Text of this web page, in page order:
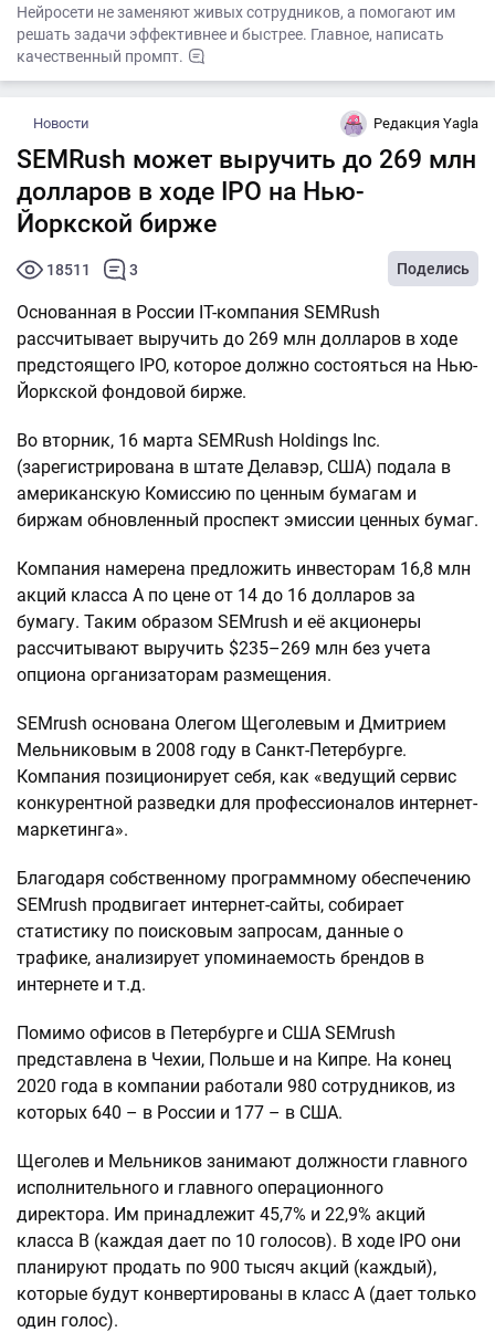
Нейросети не заменяют живых сотрудников, а помогают им
решать задачи эффективнее и быстрее. Главное, написать
качественный промпт.
Новости Редакция Yagla
SEMRush может выручить до 269 млн
долларов в ходе IPO на Нью-
Йоркской бирже
18511 3 Поделись
Основанная в России IT-компания SEMRush
рассчитывает выручить до 269 млн долларов в ходе
предстоящего IPO, которое должно состояться на Нью-
Йоркской фондовой бирже.
Во вторник, 16 марта SEMRush Holdings Inc.
(зарегистрирована в штате Делавэр, США) подала в
американскую Комиссию по ценным бумагам и
биржам обновленный проспект эмиссии ценных бумаг.
Компания намерена предложить инвесторам 16,8 млн
акций класса А по цене от 14 до 16 долларов за
бумагу. Таким образом SEMrush и её акционеры
рассчитывают выручить $235–269 млн без учета
опциона организаторам размещения.
SEMrush основана Олегом Щеголевым и Дмитрием
Мельниковым в 2008 году в Санкт-Петербурге.
Компания позиционирует себя, как «ведущий сервис
конкурентной разведки для профессионалов интернет-
маркетинга».
Благодаря собственному программному обеспечению
SEMrush продвигает интернет-сайты, собирает
статистику по поисковым запросам, данные о
трафике, анализирует упоминаемость брендов в
интернете и т.д.
Помимо офисов в Петербурге и США SEMrush
представлена в Чехии, Польше и на Кипре. На конец
2020 года в компании работали 980 сотрудников, из
которых 640 – в России и 177 – в США.
Щеголев и Мельников занимают должности главного
исполнительного и главного операционного
директора. Им принадлежит 45,7% и 22,9% акций
класса В (каждая дает по 10 голосов). В ходе IPO они
планируют продать по 900 тысяч акций (каждый),
которые будут конвертированы в класс А (дает только
один голос).